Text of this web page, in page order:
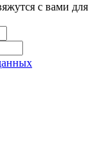
с вами для